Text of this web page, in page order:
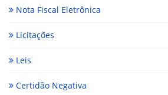
Nota Fiscal Eletrônica
Licitações
Leis
Certidão Negativa